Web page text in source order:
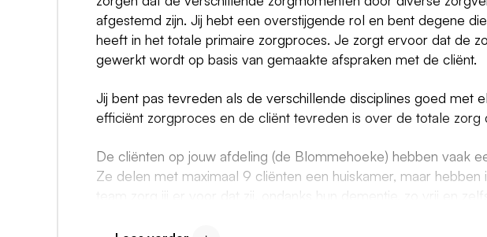
afgestemd zijn. Jij hebt een overstijgende rol en bent degene
heeft in het totale primaire zorgproces. Je zorgt ervoor dat de
gewerkt wordt op basis van gemaakte afspraken met de cliënt.
Jij bent pas tevreden als de verschillende disciplines goed met
efficiënt zorgproces en de cliënt tevreden is over de totale zorg
De cliënten op jouw afdeling (de Blommehoeke) hebben vaak
Ze delen met maximaal 9 cliënten een huiskamer, maar
team zorg jij er voor dat zij, ondanks hun dementie, zo vrij en